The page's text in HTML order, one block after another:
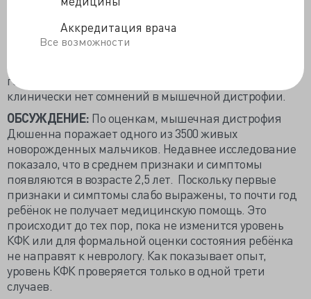
Аккредитация врача
Все возможности
выставлен диагнозмышечной дистрофии Дюшенна
(МДД) или
девочки установлено симптоматическое носительство
мутации дистрофина, и мальчика отмечено
генетический диагноз еще не уставлен, но
клинически нет сомнений в мышечной дистрофии.
ОБСУЖДЕНИЕ: По оценкам, мышечная дистрофия
Дюшенна поражает одного из 3500 живых
новорожденных мальчиков. Недавнее исследование
показало, что в среднем признаки и симптомы
появляются в возрасте 2,5 лет. Поскольку первые
признаки и симптомы слабо выражены, то почти год
ребёнок не получает медицинскую помощь. Это
происходит до тех пор, пока не изменится уровень
КФК или для формальной оценки состояния ребёнка
не направят к неврологу. Как показывает опыт,
уровень КФК проверяется только в одной трети
случаев.